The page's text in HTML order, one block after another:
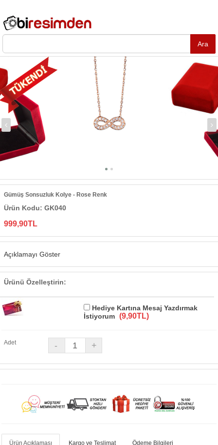
Gümüş Sonsuzluk Kolye - Rose Renk
Ürün Kodu: GK040
999,90TL
Açıklamayı Göster
Ürünü Özelleştirin:
Hediye Kartına Mesaj Yazdırmak
İstiyorum (9,90TL)
Adet
Ürün Açıklaması Kargo ve Teslimat Ödeme Bilgileri